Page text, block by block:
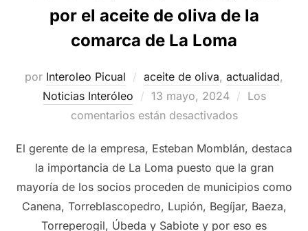
por el aceite de oliva de la
comarca de La Loma
por Interoleo Picual aceite de oliva, actualidad,
Noticias Interóleo
Publicado
el
13 mayo, 2024
Los
comentarios están desactivados
El gerente de la empresa, Esteban Momblán, destaca
la importancia de La Loma puesto que la gran
mayoría de los socios proceden de municipios como
Canena, Torreblascopedro, Lupión, Begíjar, Baeza,
Torreperogil, Úbeda y Sabiote y por eso es